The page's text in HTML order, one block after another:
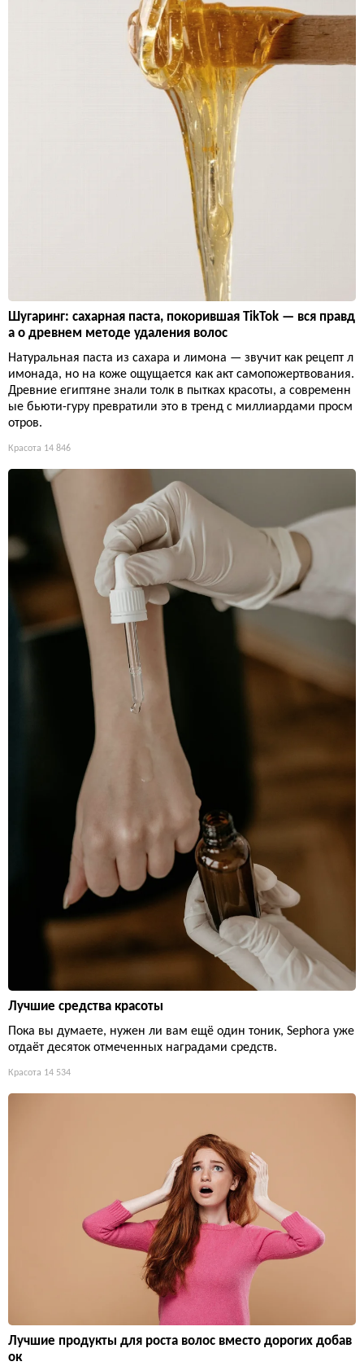
Шугаринг: сахарная паста, покорившая TikTok — вся правд
а о древнем методе удаления волос
Натуральная паста из сахара и лимона — звучит как рецепт л
имонада, но на коже ощущается как акт самопожертвования.
Древние египтяне знали толк в пытках красоты, а современн
ые бьюти-гуру превратили это в тренд с миллиардами просм
отров.
Красота 14 846
Лучшие средства красоты
Пока вы думаете, нужен ли вам ещё один тоник, Sephora уже
отдаёт десяток отмеченных наградами средств.
Красота 14 534
Лучшие продукты для роста волос вместо дорогих добав
ок